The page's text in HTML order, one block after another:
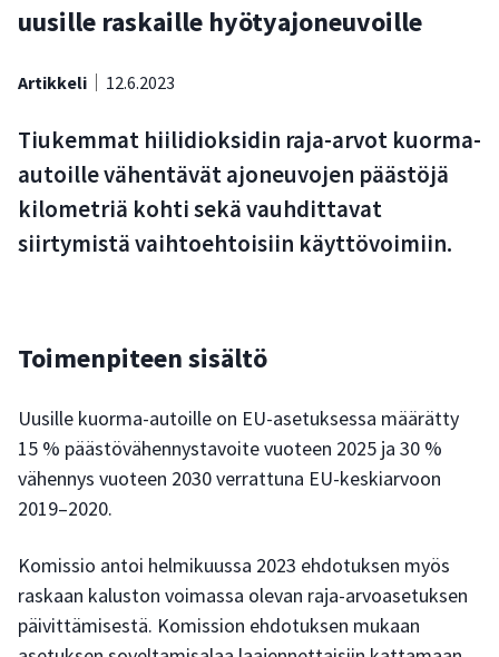
uusille raskaille hyötyajoneuvoille
Artikkeli 12.6.2023
Tiukemmat hiilidioksidin raja-arvot kuorma-
autoille vähentävät ajoneuvojen päästöjä
kilometriä kohti sekä vauhdittavat
siirtymistä vaihtoehtoisiin käyttövoimiin.
Toimenpiteen sisältö
Uusille kuorma-autoille on EU-asetuksessa määrätty
15 % päästövähennystavoite vuoteen 2025 ja 30 %
vähennys vuoteen 2030 verrattuna EU-keskiarvoon
2019–2020.
Komissio antoi helmikuussa 2023 ehdotuksen myös
raskaan kaluston voimassa olevan raja-arvoasetuksen
päivittämisestä. Komission ehdotuksen mukaan